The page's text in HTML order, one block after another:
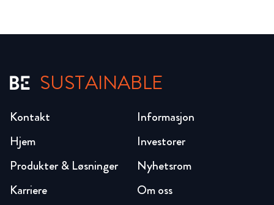
SUSTAINABLE
Hjem
Produkter & Løsninger
Karriere
Investorer
Nyhetsrom
Om oss
Kontakt Informasjon